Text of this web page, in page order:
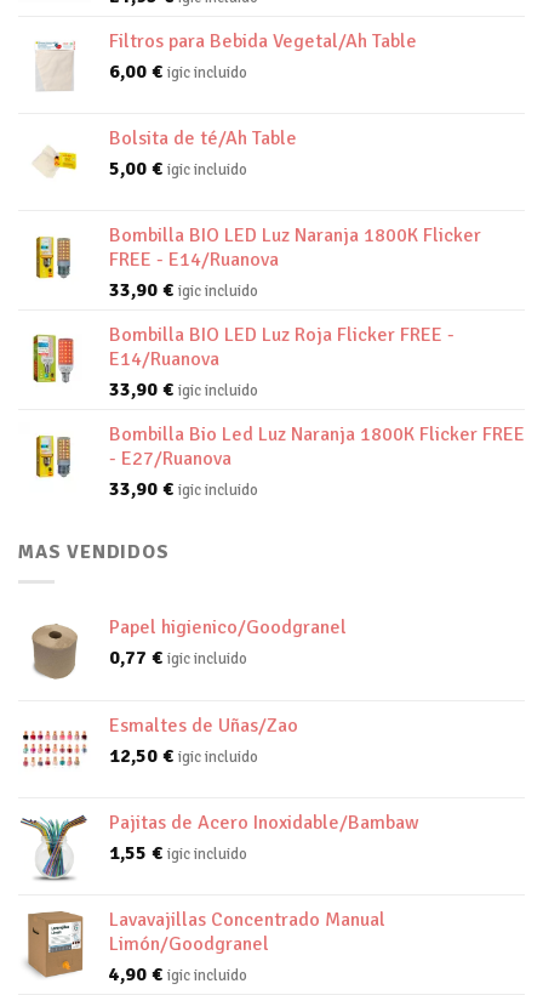
Filtros para Bebida Vegetal/Ah Table
6,00 € igic incluido
Bolsita de té/Ah Table
5,00 € igic incluido
Bombilla BIO LED Luz Naranja 1800K Flicker
FREE - E14/Ruanova
33,90 € igic incluido
Bombilla BIO LED Luz Roja Flicker FREE -
E14/Ruanova
33,90 € igic incluido
Bombilla Bio Led Luz Naranja 1800K Flicker FREE
- E27/Ruanova
33,90 € igic incluido
MAS VENDIDOS
Papel higienico/Goodgranel
0,77 € igic incluido
Esmaltes de Uñas/Zao
12,50 € igic incluido
Pajitas de Acero Inoxidable/Bambaw
1,55 € igic incluido
Lavavajillas Concentrado Manual
Limón/Goodgranel
4,90 € igic incluido